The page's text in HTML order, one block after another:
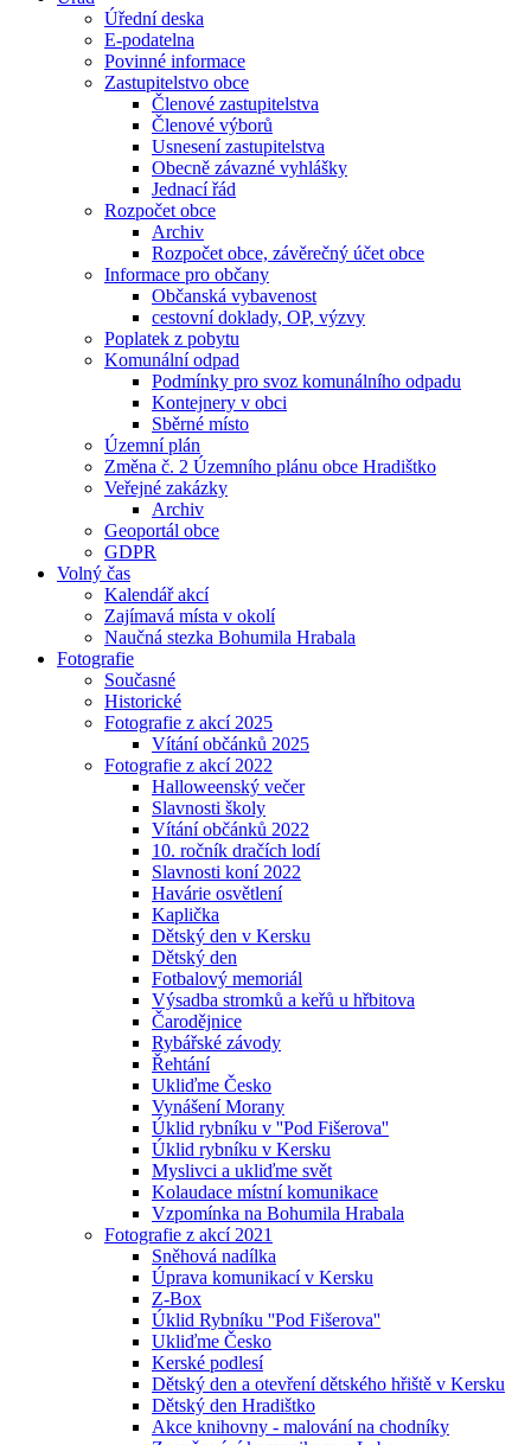
Úřední deska
E-podatelna
Povinné informace
Zastupitelstvo obce
Členové zastupitelstva
Členové výborů
Usnesení zastupitelstva
Obecně závazné vyhlášky
Jednací řád
Rozpočet obce
Archiv
Rozpočet obce, závěrečný účet obce
Informace pro občany
Občanská vybavenost
cestovní doklady, OP, výzvy
Poplatek z pobytu
Komunální odpad
Podmínky pro svoz komunálního odpadu
Kontejnery v obci
Sběrné místo
Územní plán
Změna č. 2 Územního plánu obce Hradištko
Veřejné zakázky
Archiv
Geoportál obce
GDPR
Volný čas
Kalendář akcí
Zajímavá místa v okolí
Naučná stezka Bohumila Hrabala
Fotografie
Současné
Historické
Fotografie z akcí 2025
Vítání občánků 2025
Fotografie z akcí 2022
Halloweenský večer
Slavnosti školy
Vítání občánků 2022
10. ročník dračích lodí
Slavnosti koní 2022
Havárie osvětlení
Kaplička
Dětský den v Kersku
Dětský den
Fotbalový memoriál
Výsadba stromků a keřů u hřbitova
Čarodějnice
Rybářské závody
Řehtání
Ukliďme Česko
Vynášení Morany
Úklid rybníku v ''Pod Fišerova''
Úklid rybníku v Kersku
Myslivci a ukliďme svět
Kolaudace místní komunikace
Vzpomínka na Bohumila Hrabala
Fotografie z akcí 2021
Sněhová nadílka
Úprava komunikací v Kersku
Z-Box
Úklid Rybníku ''Pod Fišerova''
Ukliďme Česko
Kerské podlesí
Dětský den a otevření dětského hřiště v Kersku
Dětský den Hradištko
Akce knihovny - malování na chodníky